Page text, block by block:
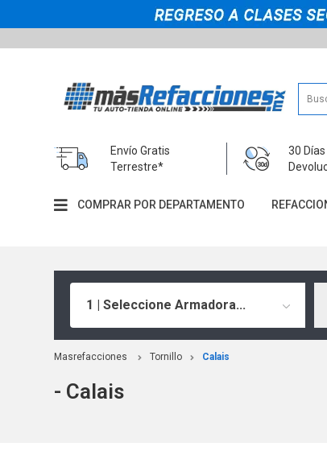
Envío Gratis
Terrestre*
30
COMPRAR POR DEPARTAMENTO
1 | Seleccione Armadora...
Masrefacciones Tornillo Calais
- Calais